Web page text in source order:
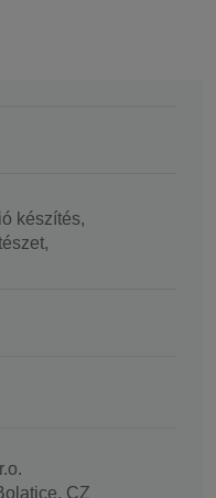
készítés,
CZ